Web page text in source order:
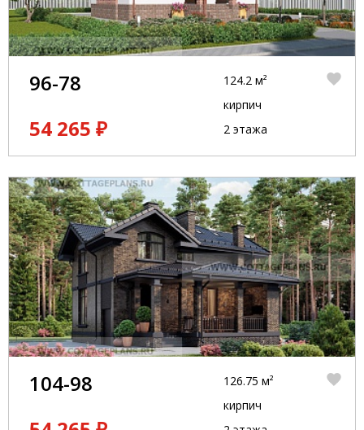
96-78
54 265 ₽
124.2 м²
кирпич
2 этажа
104-98
126.75 м²
кирпич